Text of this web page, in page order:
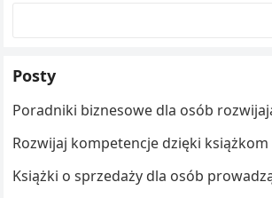
Posty
Poradniki biznesowe dla osób
Rozwijaj kompetencje dzięki
Książki o sprzedaży dla osób